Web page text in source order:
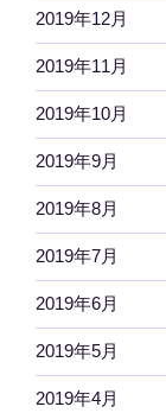
2019年12月
2019年11月
2019年10月
2019年9月
2019年8月
2019年7月
2019年6月
2019年5月
2019年4月